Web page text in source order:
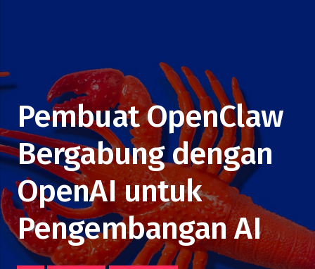
Pembuat OpenClaw
Bergabung dengan
OpenAI untuk
Pengembangan AI